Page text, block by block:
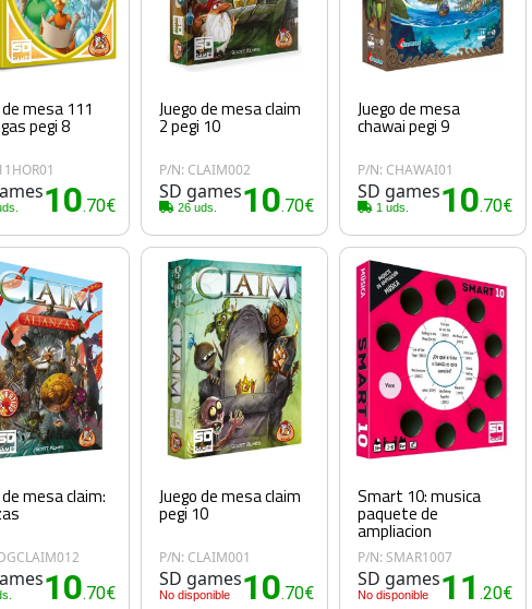
de mesa 111
pegi 8
10.70€
Juego de mesa claim
2 pegi 10
P/N: CLAIM002
SD games
26 uds. 10.70€
Juego de mesa
chawai pegi 9
P/N: CHAWAI01
SD games
1 uds. 10.70€
de mesa claim:
10.70€
Juego de mesa claim
pegi 10
P/N: CLAIM001
SD games
No disponible 10.70€
Smart 10: musica
paquete de
ampliacion
P/N: SMAR1007
SD games
No disponible 11.20€